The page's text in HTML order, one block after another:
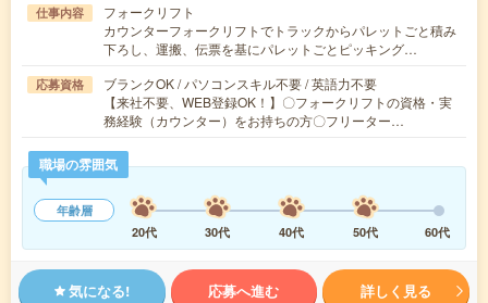
仕事内容
フォークリフト
カウンターフォークリフトでトラックからパレットごと積み
下ろし、運搬、伝票を基にパレットごとピッキング…
応募資格
ブランクOK / パソコンスキル不要 / 英語力不要
【来社不要、WEB登録OK！】〇フォークリフトの資格・実
務経験（カウンター）をお持ちの方〇フリーター…
職場の雰囲気
年齢層
20代
30代 40代 50代 60代
気になる! 応募へ進む 詳しく見る